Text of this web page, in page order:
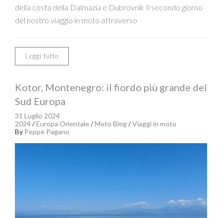
della costa della Dalmazia e Dubrovnik Il secondo giorno
del nostro viaggio in moto attraverso
Leggi tutto
Kotor, Montenegro: il fiordo più grande del
Sud Europa
31 Luglio 2024
2024/Europa Orientale/Moto Blog/Viaggi in moto
By Peppe Pagano